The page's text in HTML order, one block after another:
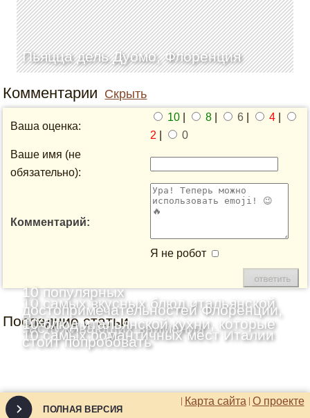
Пьяцца дель Дуомо, Флоренция
Комментарии Скрыть
Ваша оценка:
10 8 6 4
2
0
Ваше имя (не
обязательно):
Комментарий:
Я не робот
Последние статьи
10 самых вкусных блюд итальянской
кухни
10 популярных
достопримечательностей Флоренции,
заслуживающих внимания
10 самых романтичных мест Италии
10 блюд итальянской кухни, которые
стоит попробовать
О проекте
Карта сайта
ПОЛНАЯ ВЕРСИЯ